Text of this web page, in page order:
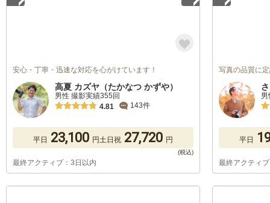
安心・丁寧・迅速な対応を心がけています！
高夏 カズヤ（たかなつ かずや）
男性 撮影実績355回
4.81
143件
平日 23,100 円土日祝 27,720 円
最終アクティブ：3日以内
写真の品質に
平日
最終アクティ